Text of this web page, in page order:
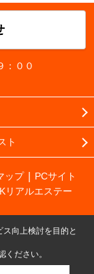
：００
ト
ップ
PCサイト
リアルエステー
向上検討を目的と
ください。